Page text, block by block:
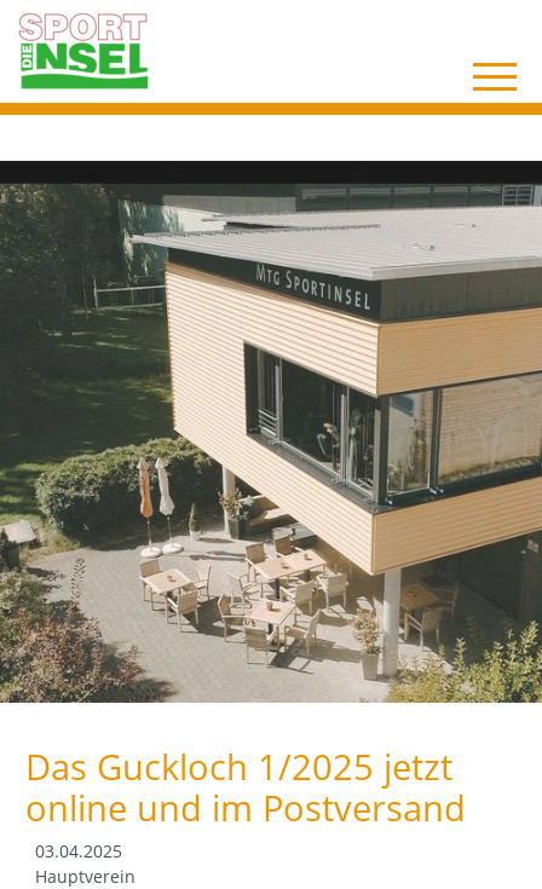
Das Guckloch 1/2025 jetzt
online und im Postversand
03.04.2025
Hauptverein